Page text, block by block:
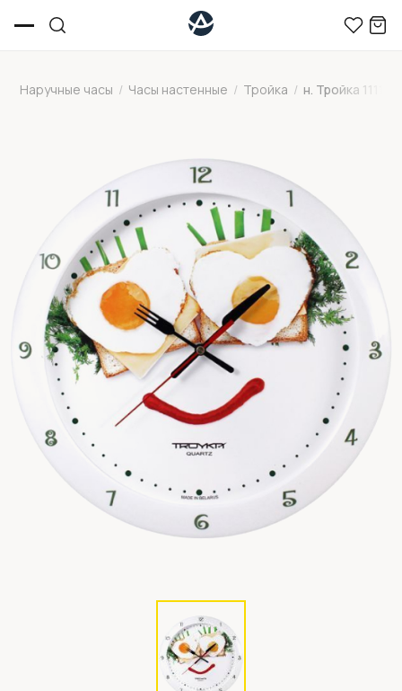
Наручные часы / Часы настенные / Тройка / н. Тройка